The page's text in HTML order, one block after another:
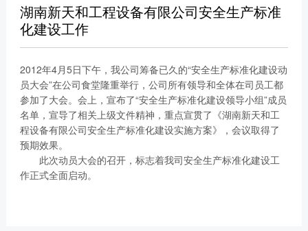
湖南新天和工程设备有限公司安全生产标准
化建设工作
2012年4月5日下午，我公司筹备已久的“安全生产标准化建设动
员大会”在公司食堂隆重举行，公司所有领导和全体在司员工都
参加了大会。会上，宣布了“安全生产标准化建设领导小组”成员
名单，宣导了相关上级文件精神，重点宣贯了《湖南新天和工
程设备有限公司安全生产标准化建设实施方案》，会议取得了
预期效果。
此次动员大会的召开，标志着我司安全生产标准化建设工
作正式全面启动。